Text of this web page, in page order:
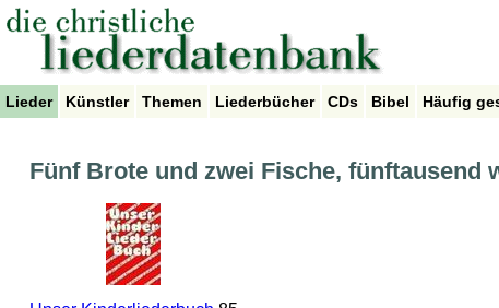
Lieder Künstler Themen Liederbücher CDs Bibel Häufig
Fünf Brote und zwei Fische, fünftausend